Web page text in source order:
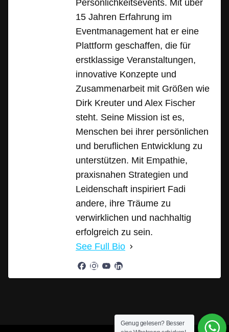
Persönlichkeitsevents. Mit über
15 Jahren Erfahrung im
Eventmanagement hat er eine
Plattform geschaffen, die für
erstklassige Veranstaltungen,
innovative Konzepte und
Zusammenarbeit mit Größen wie
Dirk Kreuter und Alex Fischer
steht. Seine Mission ist es,
Menschen bei ihrer persönlichen
und beruflichen Entwicklung zu
unterstützen. Mit Empathie,
praxisnahen Strategien und
Leidenschaft inspiriert Fadi
andere, ihre Träume zu
verwirklichen und nachhaltig
erfolgreich zu sein.
See Full Bio
Genug gelesen? Besser